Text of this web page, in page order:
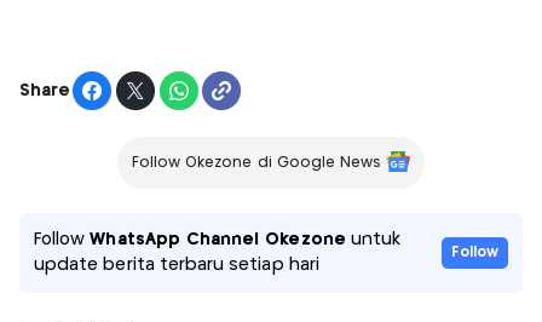
Share
Follow Okezone di Google News
FollowWhatsApp Channel Okezone untuk
update berita terbaru setiap hari
Follow